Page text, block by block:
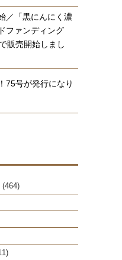
／「黒にんにく濃
ファンディング
販売開始しまし
75号が発行になり
(464)